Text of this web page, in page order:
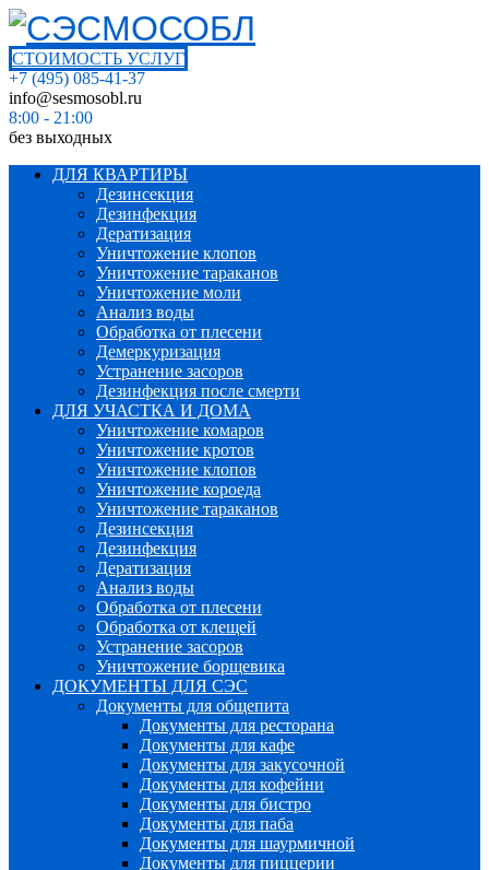
СТОИМОСТЬ УСЛУГ
+7 (495) 085-41-37
info@sesmosobl.ru
8:00 - 21:00
без выходных
ДЛЯ КВАРТИРЫ
Дезинсекция
Дезинфекция
Дератизация
Уничтожение клопов
Уничтожение тараканов
Уничтожение моли
Анализ воды
Обработка от плесени
Демеркуризация
Устранение засоров
Дезинфекция после смерти
ДЛЯ УЧАСТКА И ДОМА
Уничтожение комаров
Уничтожение кротов
Уничтожение клопов
Уничтожение короеда
Уничтожение тараканов
Дезинсекция
Дезинфекция
Дератизация
Анализ воды
Обработка от плесени
Обработка от клещей
Устранение засоров
Уничтожение борщевика
ДОКУМЕНТЫ ДЛЯ СЭС
Документы для общепита
Документы для ресторана
Документы для кафе
Документы для закусочной
Документы для кофейни
Документы для бистро
Документы для паба
Документы для шаурмичной
Документы для пиццерии